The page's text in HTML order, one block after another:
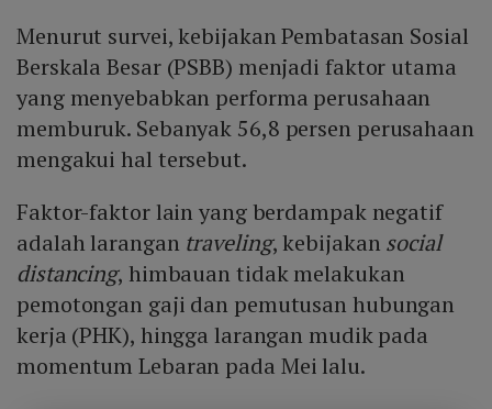
Menurut survei, kebijakan Pembatasan Sosial
Berskala Besar (PSBB) menjadi faktor utama
yang menyebabkan performa perusahaan
memburuk. Sebanyak 56,8 persen perusahaan
mengakui hal tersebut.
Faktor-faktor lain yang berdampak negatif
adalah larangan traveling, kebijakan social
distancing, himbauan tidak melakukan
pemotongan gaji dan pemutusan hubungan
kerja (PHK), hingga larangan mudik pada
momentum Lebaran pada Mei lalu.